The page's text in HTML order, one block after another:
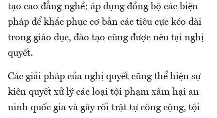
tạo cao đẳng nghề; áp dụng đồng bộ các biện
pháp để khắc phục cơ bản các tiêu cực kéo dài
trong giáo dục, đào tạo cũng được nêu tại nghị
quyết.
Các giải pháp của nghị quyết cũng thể hiện sự
kiên quyết xử lý các loại tội phạm xâm hại an
ninh quốc gia và gây rối trật tự công cộng, tội